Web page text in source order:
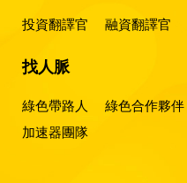
投資翻譯官 融資翻譯官
找人脈
綠色帶路人 綠色合作夥伴
加速器團隊